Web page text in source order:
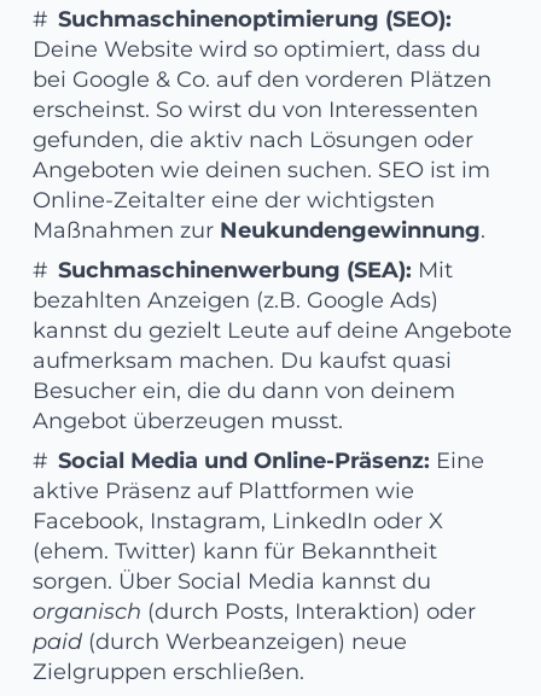
Suchmaschinenoptimierung (SEO):
Deine Website wird so optimiert, dass du
bei Google & Co. auf den vorderen Plätzen
erscheinst. So wirst du von Interessenten
gefunden, die aktiv nach Lösungen oder
Angeboten wie deinen suchen. SEO ist im
Online-Zeitalter eine der wichtigsten
Maßnahmen zur Neukundengewinnung.
Suchmaschinenwerbung (SEA): Mit
bezahlten Anzeigen (z.B. Google Ads)
kannst du gezielt Leute auf deine Angebote
aufmerksam machen. Du kaufst quasi
Besucher ein, die du dann von deinem
Angebot überzeugen musst.
Social Media und Online-Präsenz: Eine
aktive Präsenz auf Plattformen wie
Facebook, Instagram, LinkedIn oder X
(ehem. Twitter) kann für Bekanntheit
sorgen. Über Social Media kannst du
organisch (durch Posts, Interaktion) oder
paid (durch Werbeanzeigen) neue
Zielgruppen erschließen.